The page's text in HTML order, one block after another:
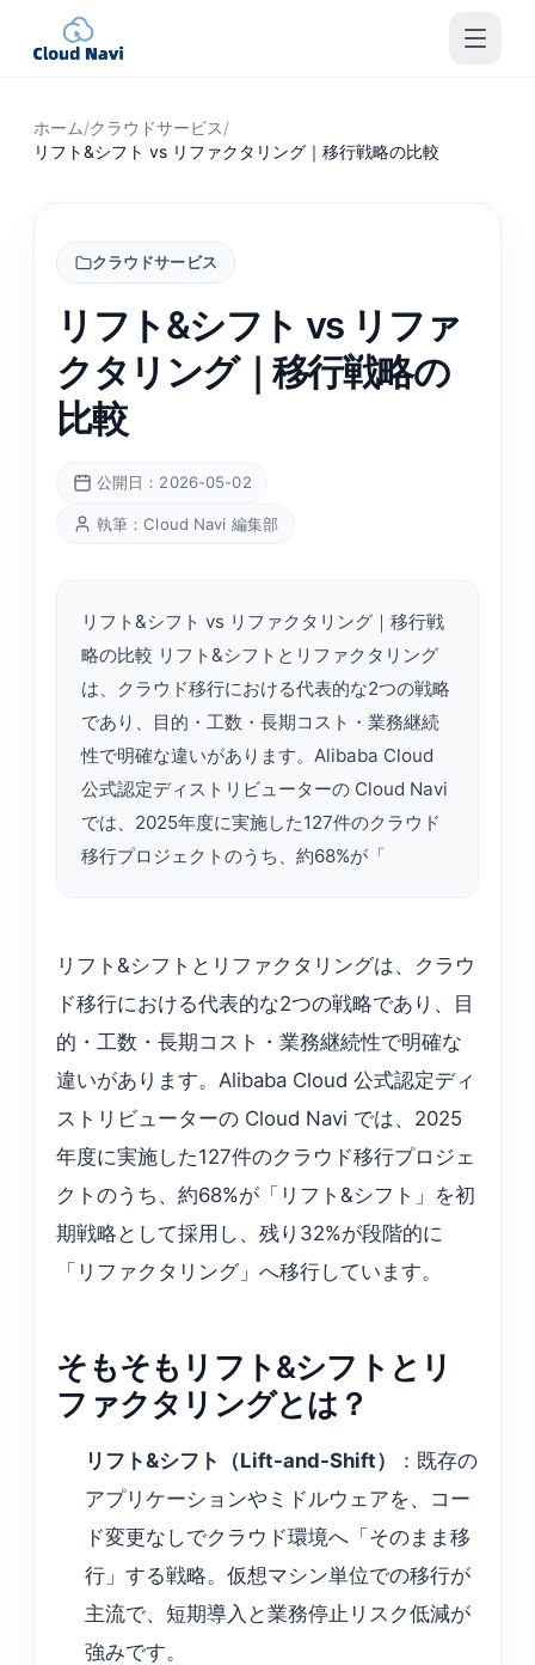
ホーム/クラウドサービス/
リフト&シフト vs リファクタリング｜移行戦略の比較
クラウドサービス
リフト&シフト vs リファ
クタリング｜移行戦略の
比較
公開日：2026-05-02
執筆：Cloud Navi 編集部
リフト&シフト vs リファクタリング｜移行戦
略の比較 リフト&シフトとリファクタリング
は、クラウド移行における代表的な2つの戦略
であり、目的・工数・長期コスト・業務継続
性で明確な違いがあります。Alibaba Cloud
公式認定ディストリビューターの Cloud Navi
では、2025年度に実施した127件のクラウド
移行プロジェクトのうち、約68%が「
リフト&シフトとリファクタリングは、クラウ
ド移行における代表的な2つの戦略であり、目
的・工数・長期コスト・業務継続性で明確な
違いがあります。Alibaba Cloud 公式認定ディ
ストリビューターの Cloud Navi では、2025
年度に実施した127件のクラウド移行プロジェ
クトのうち、約68%が「リフト&シフト」を初
期戦略として採用し、残り32%が段階的に
「リファクタリング」へ移行しています。
そもそもリフト&シフトとリ
ファクタリングとは？
リフト&シフト（Lift-and-Shift）
：既存の
アプリケーションやミドルウェアを、コー
ド変更なしでクラウド環境へ「そのまま移
行」する戦略。仮想マシン単位での移行が
主流で、短期導入と業務停止リスク低減が
強みです。